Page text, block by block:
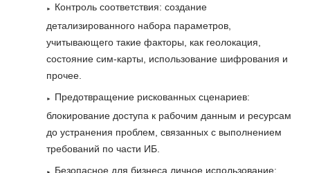
Контроль соответствия: создание
детализированного набора параметров,
учитывающего такие факторы, как геолокация,
состояние сим-карты, использование шифрования и
прочее.
Предотвращение рискованных сценариев:
блокирование доступа к рабочим данным и ресурсам
до устранения проблем, связанных с выполнением
требований по части ИБ.
Безопасное для бизнеса личное использование: